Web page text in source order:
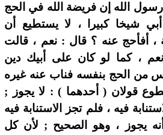
الله إن فريضة الله في الحج
شيخا كبيرا ، لا يستطيع أن
أفأحج عنه ؟ قال : نعم ، قالت
، كما لو كان على أبيك دين
من الحج بنفسه فناب عنه غيره
قولان ( أحدهما ) : لا يجوز ;
فيه ، فلم تجز الاستنابة فيه
يجوز ، وهو الصحيح ; لأن كل